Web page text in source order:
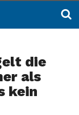
die
als
kein